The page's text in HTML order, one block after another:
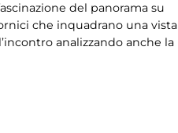
del panorama su
che inquadrano una vista
analizzando anche la